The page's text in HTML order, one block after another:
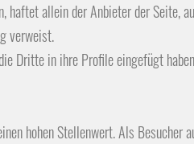
haftet allein der Anbieter der Seite,
verweist.
Dritte in ihre Profile eingefügt
hohen Stellenwert. Als Besucher